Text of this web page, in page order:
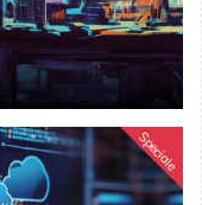
Speciale